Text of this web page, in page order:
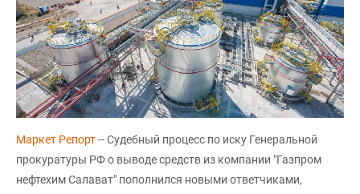
Маркет Репорт-- Судебный процесс по иску Генеральной
прокуратуры РФ о выводе средств из компании "Газпром
нефтехим Салават" пополнился новыми ответчиками,